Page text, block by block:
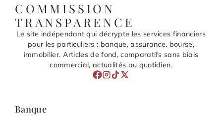
COMMISSION
TRANSPARENCE
Le site indépendant qui décrypte les services financiers
pour les particuliers : banque, assurance, bourse,
immobilier. Articles de fond, comparatifs sans biais
commercial, actualités au quotidien.
Banque